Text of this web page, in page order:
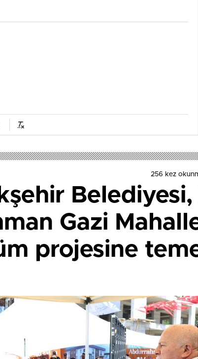
256 kez
Gazi
projesine